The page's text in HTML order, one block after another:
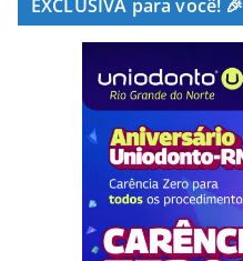
EXCLUSIVA para você! 🎉